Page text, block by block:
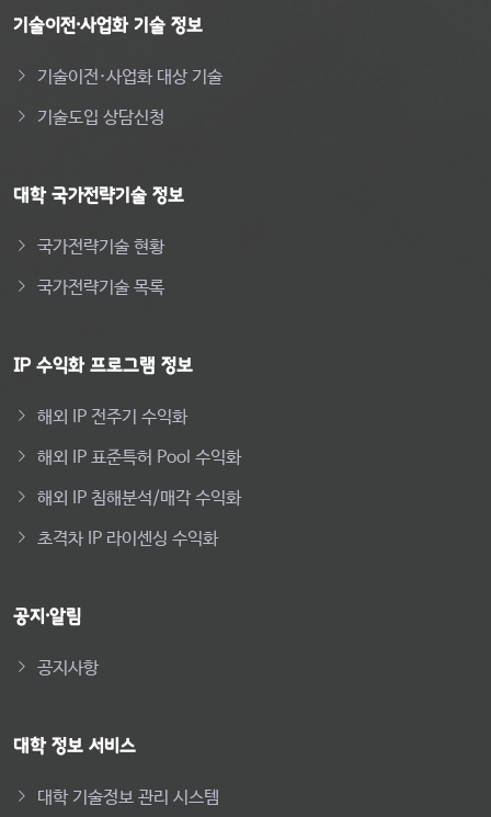
기술이전·사업화 기술 정보
기술이전·사업화 대상 기술
기술도입 상담신청
대학 국가전략기술 정보
국가전략기술 현황
국가전략기술 목록
IP 수익화 프로그램 정보
해외 IP 전주기 수익화
해외 IP 표준특허 Pool 수익화
해외 IP 침해분석/매각 수익화
초격차 IP 라이센싱 수익화
공지·알림
공지사항
대학 정보 서비스
대학 기술정보 관리 시스템